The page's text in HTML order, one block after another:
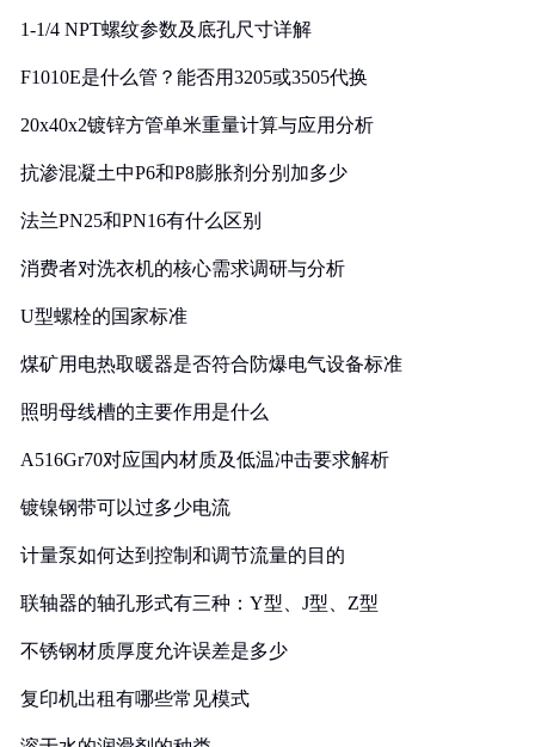
1-1/4 NPT螺纹参数及底孔尺寸详解
F1010E是什么管？能否用3205或3505代换
20x40x2镀锌方管单米重量计算与应用分析
抗渗混凝土中P6和P8膨胀剂分别加多少
法兰PN25和PN16有什么区别
消费者对洗衣机的核心需求调研与分析
U型螺栓的国家标准
煤矿用电热取暖器是否符合防爆电气设备标准
照明母线槽的主要作用是什么
A516Gr70对应国内材质及低温冲击要求解析
镀镍钢带可以过多少电流
计量泵如何达到控制和调节流量的目的
联轴器的轴孔形式有三种：Y型、J型、Z型
不锈钢材质厚度允许误差是多少
复印机出租有哪些常见模式